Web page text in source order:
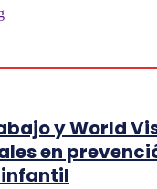
y World
en